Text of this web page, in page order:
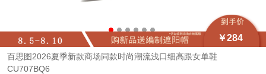
￥284
百思图2026夏季新款商场同款时尚潮流浅口细高跟女单鞋
CU707BQ6